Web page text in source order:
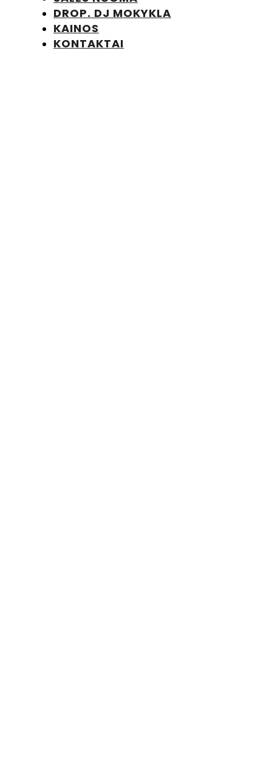
DROP. DJ MOKYKLA
KAINOS
KONTAKTAI